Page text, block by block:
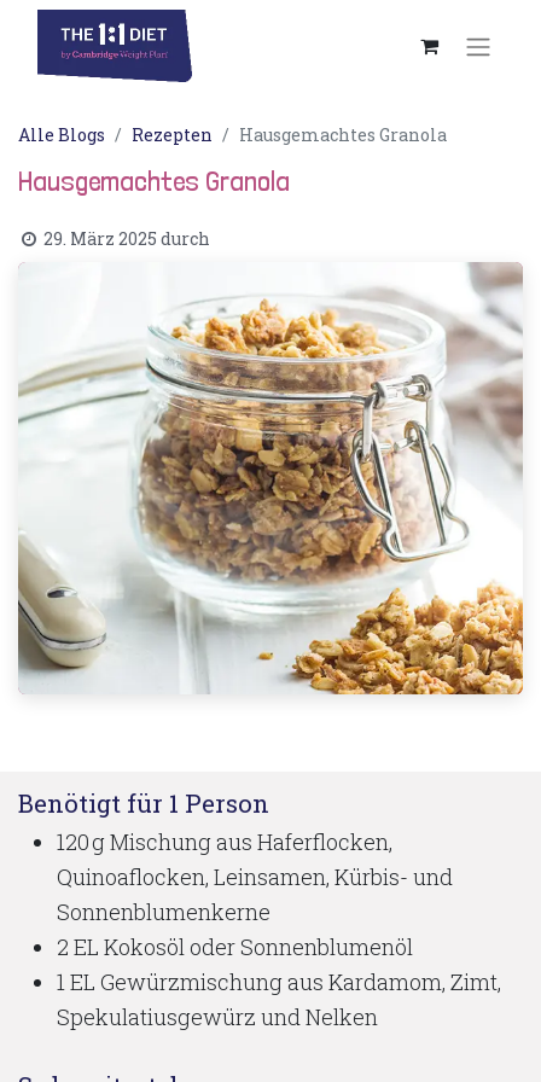
Alle Blogs Rezepten Hausgemachtes Granola
Hausgemachtes Granola
29. März 2025 durch
Benötigt für 1 Person
120 g Mischung aus Haferflocken,
Quinoaflocken, Leinsamen, Kürbis- und
Sonnenblumenkerne
2 EL Kokosöl oder Sonnenblumenöl​
1 EL Gewürzmischung aus Kardamom, Zimt,
Spekulatiusgewürz und Nelken